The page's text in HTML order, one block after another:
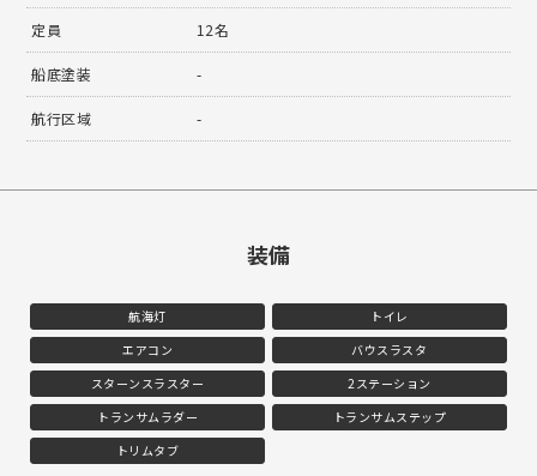
定員 12名
船底塗装 -
航行区域 -
装備
航海灯
トイレ
エアコン
バウスラスタ
スターンスラスター
2ステーション
トランサムラダー
トランサムステップ
トリムタブ